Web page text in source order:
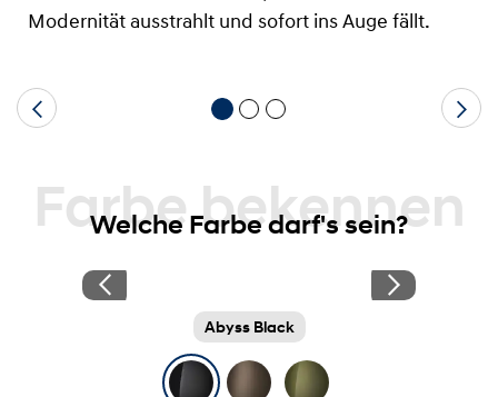
Modernität ausstrahlt und sofort ins Auge fällt.
Farbe bekennen
Welche Farbe darf's sein?
Abyss Black